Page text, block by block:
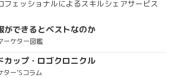
フェッショナルによるスキルシェアサービス
ができるとベストなのか
ーケター図鑑
カップ・ロゴクロニクル
ター’Sコラム